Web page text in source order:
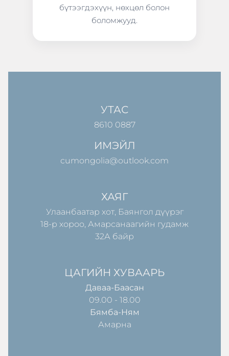
бүтээгдэхүүн, нөхцөл болон
боломжууд.
УТАС
8610 0887
ИМЭЙЛ
cumongolia@outlook.com
ХАЯГ
Улаанбаатар хот, Баянгол дүүрэг
18-р хороо, Амарсанаагийн гудамж
32А байр
ЦАГИЙН ХУВААРЬ
Даваа-Баасан
09.00 - 18.00
Бямба-Ням
Амарна